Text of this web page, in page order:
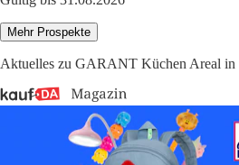
Mehr Prospekte
Aktuelles zu GARANT Küchen Areal in